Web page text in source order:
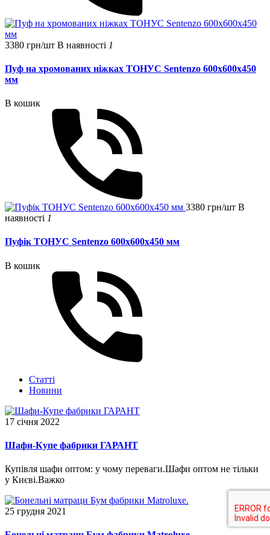
3380 грн/шт В наявності 1
Пуф на хромованих ніжках ТОНУС Sentenzo 600x600x450
мм
В кошик
3380 грн/шт В
наявності 1
Пуфік ТОНУС Sentenzo 600x600x450 мм
В кошик
Статті
Новини
17 січня 2022
Шафи-Купе фабрики ГАРАНТ
Купівля шафи оптом: у чому переваги.Шафи оптом не тільки
у Києві.Важко
25 грудня 2021